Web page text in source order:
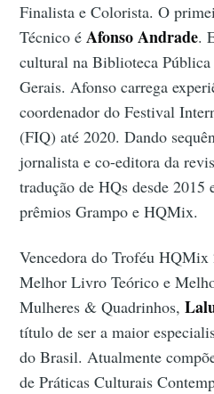
Finalista e Colorista. O
Técnico éAfonso Andrade.
cultural na Biblioteca
Gerais. Afonso carrega
coordenador do Festival
(FIQ) até 2020. Dando
jornalista e co-editora da
tradução de HQs desde 2015
prêmios Grampo e HQMix.
Vencedora do Troféu HQMix
Melhor Livro Teórico e
Mulheres & Quadrinhos,
título de ser a maior
do Brasil. Atualmente
de Práticas Culturais